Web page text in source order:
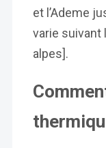
et l’Ademe
varie suivant
alpes].